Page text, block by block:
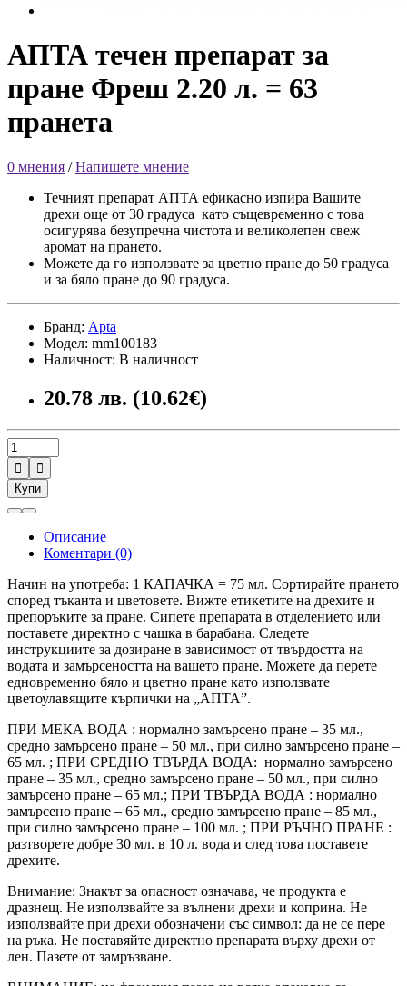
АПТА течен препарат за
пране Фреш 2.20 л. = 63
пранета
0 мнения /Напишете мнение
Течният препарат АПТА ефикасно изпира Вашите
дрехи още от 30 градуса като същевременно с това
осигурява безупречна чистота и великолепен свеж
аромат на прането.
Можете да го използвате за цветно пране до 50 градуса
и за бяло пране до 90 градуса.
Бранд: Apta
Модел: mm100183
Наличност: В наличност
20.78 лв. (10.62€)


Купи
Описание
Коментари (0)
Начин на употреба: 1 КАПАЧКА = 75 мл. Сортирайте прането
според тъканта и цветовете. Вижте етикетите на дрехите и
препоръките за пране. Сипете препарата в отделението или
поставете директно с чашка в барабана. Следете
инструкциите за дозиране в зависимост от твърдостта на
водата и замърсеността на вашето пране. Можете да перете
едновременно бяло и цветно пране като използвате
цветоулавящите кърпички на „АПТА”.
ПРИ МЕКА ВОДА : нормално замърсено пране – 35 мл.,
средно замърсено пране – 50 мл., при силно замърсено пране –
65 мл. ; ПРИ СРЕДНО ТВЪРДА ВОДА: нормално замърсено
пране – 35 мл., средно замърсено пране – 50 мл., при силно
замърсено пране – 65 мл.; ПРИ ТВЪРДА ВОДА : нормално
замърсено пране – 65 мл., средно замърсено пране – 85 мл.,
при силно замърсено пране – 100 мл. ; ПРИ РЪЧНО ПРАНЕ :
разтворете добре 30 мл. в 10 л. вода и след това поставете
дрехите.
Внимание: Знакът за опасност означава, че продукта е
дразнещ. Не използвайте за вълнени дрехи и коприна. Не
използвайте при дрехи обозначени със символ: да не се пере
на ръка. Не поставяйте директно препарата върху дрехи от
лен. Пазете от замръзване.